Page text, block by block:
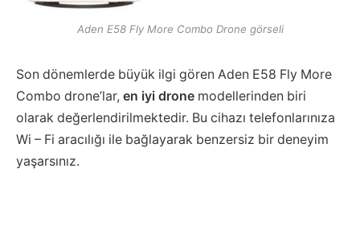
Aden E58 Fly More Combo Drone görseli
Son dönemlerde büyük ilgi gören Aden E58 Fly More
Combo drone’lar, en iyi drone modellerinden biri
olarak değerlendirilmektedir. Bu cihazı telefonlarınıza
Wi – Fi aracılığı ile bağlayarak benzersiz bir deneyim
yaşarsınız.